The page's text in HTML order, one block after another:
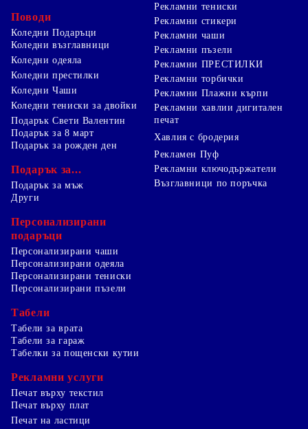
Поводи
Коледни Подаръци
Коледни възглавници
Коледни одеяла
Коледни престилки
Коледни Чаши
Коледни тениски за двойки
Подарък Свети Валентин
Подарък за 8 март
Подарък за рожден ден
Подарък за...
Подарък за мъж
Рекламни тениски
Рекламни стикери
Рекламни чаши
Рекламни пъзели
Рекламни ПРЕСТИЛКИ
Рекламни торбички
Рекламни Плажни кърпи
Рекламни хавлии дигитален
печат
Хавлия с бродерия
Рекламен Пуф
Рекламни ключодържатели
Възглавници по поръчка
Други
Персонализирани
подаръци
Персонализирани чаши
Персонализирани одеяла
Персонализирани тениски
Персонализирани пъзели
Табели
Табели за врата
Табели за гараж
Табелки за пощенски кутии
Рекламни услуги
Печат върху текстил
Печат върху плат
Печат на ластици